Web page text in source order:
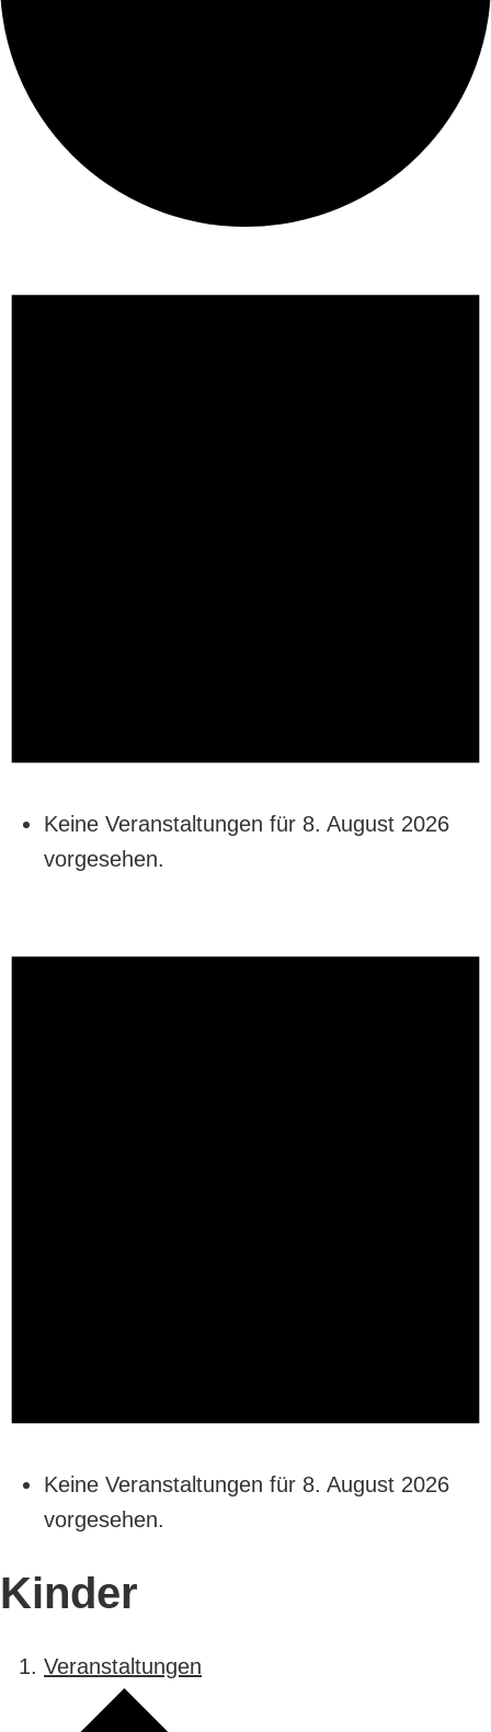
Keine Veranstaltungen für 8. August 2026
vorgesehen.
Keine Veranstaltungen für 8. August 2026
vorgesehen.
Kinder
Veranstaltungen